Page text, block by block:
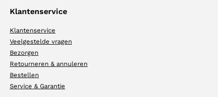
Klantenservice
Klantenservice
Veelgestelde vragen
Bezorgen
Retourneren & annuleren
Bestellen
Service & Garantie